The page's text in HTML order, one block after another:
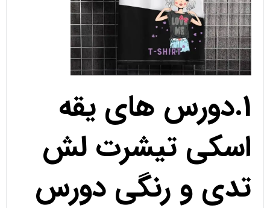
1.دورس های یقه
اسکی تیشرت لش
تدی و رنگی دورس